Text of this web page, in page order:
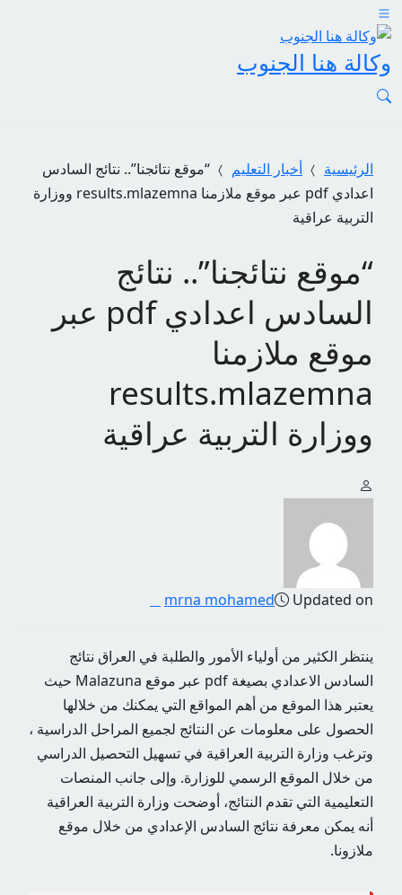
وكالة هنا الجنوب
الرئيسية أخبار التعليم
“موقع نتائجنا”.. نتائج السادس
اعدادي pdf عبر موقع ملازمنا results.mlazemna ووزارة
التربية عراقية
“موقع نتائجنا”.. نتائج
السادس اعدادي pdf عبر
موقع ملازمنا
results.mlazemna
ووزارة التربية عراقية
mrna mohamed Updated on
ينتظر الكثير من أولياء الأمور والطلبة في العراق نتائج
السادس الاعدادي بصيغة pdf عبر موقع Malazuna حيث
يعتبر هذا الموقع من أهم المواقع التي يمكنك من خلالها
الحصول على معلومات عن النتائج لجميع المراحل الدراسية ،
وترغب وزارة التربية العراقية في تسهيل التحصيل الدراسي
من خلال الموقع الرسمي للوزارة. وإلى جانب المنصات
التعليمية التي تقدم النتائج، أوضحت وزارة التربية العراقية
أنه يمكن معرفة نتائج السادس الإعدادي من خلال موقع
ملازونا.